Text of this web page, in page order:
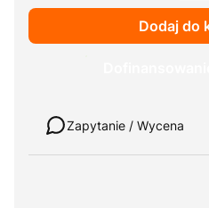
Dodaj do
Zapytanie / Wycena